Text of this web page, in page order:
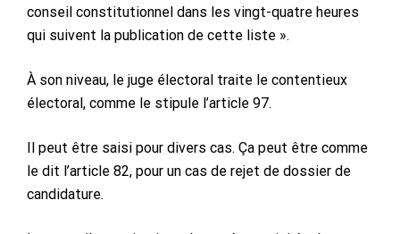
conseil constitutionnel dans les vingt-quatre heures
qui suivent la publication de cette liste ».
À son niveau, le juge électoral traite le contentieux
électoral, comme le stipule l’article 97.
Il peut être saisi pour divers cas. Ça peut être comme
le dit l’article 82, pour un cas de rejet de dossier de
candidature.